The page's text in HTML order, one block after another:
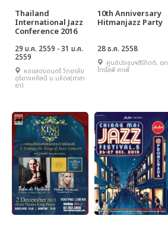
Thailand
International Jazz
Conference 2016
29 ม.ค. 2559 - 31 ม.ค.
2559
หอแสดงดนตรี วิทยาลัย
ดุริยางคศิลป์ ม.มหิดล(ศาลา
ยา)
10th Anniversary
Hitmanjazz Party
28 ธ.ค. 2558
ศูนย์ประชุมฯสิริกิตต์, เรท
โทรไลฟ์ คาเฟ่